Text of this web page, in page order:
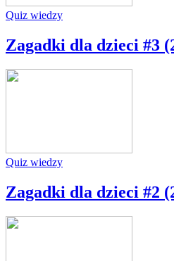
Quiz wiedzy
Zagadki dla dzieci #3
Quiz wiedzy
Zagadki dla dzieci #2